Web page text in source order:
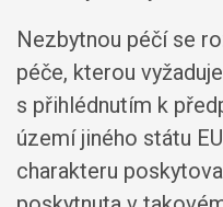
Nezbytnou péčí se
péče, kterou
s přihlédnutím k
území jiného státu
charakteru